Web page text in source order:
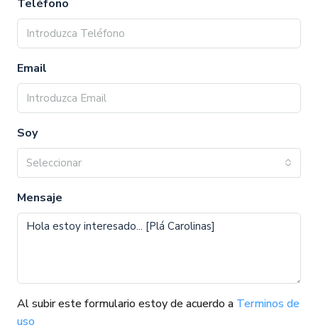
Teléfono
Email
Soy
Seleccionar
Mensaje
Al subir este formulario estoy de acuerdo a Terminos de
uso